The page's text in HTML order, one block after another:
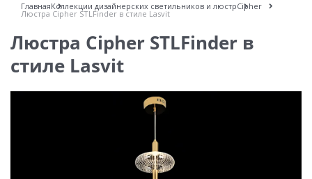
ГлавнаяКоллекции дизайнерских светильников и люстрCipher
Люстра Cipher STLFinder в стиле Lasvit
Люстра Cipher STLFinder в
стиле Lasvit